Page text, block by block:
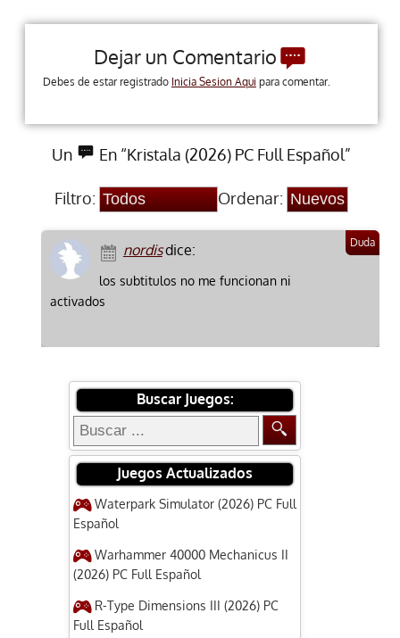
Dejar un Comentario
Debes de estar registrado Inicia Sesion Aqui para comentar.
Un En “Kristala (2026) PC Full Español”
Filtro: Ordenar:
nordisdice:
los subtitulos no me funcionan ni
activados
Buscar Juegos:
Juegos Actualizados
Waterpark Simulator (2026) PC Full
Español
Warhammer 40000 Mechanicus II
(2026) PC Full Español
R-Type Dimensions III (2026) PC
Full Español